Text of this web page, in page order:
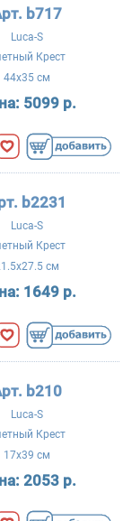
b717
Luca-S
Крест
44x35 см
5099 р.
b2231
Luca-S
Крест
см
1649 р.
b210
Luca-S
Крест
17x39 см
2053 р.